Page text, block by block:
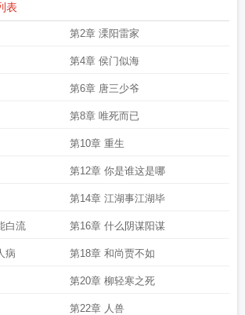
表
第2章 溧阳雷家
第4章 侯门似海
第6章 唐三少爷
第8章 唯死而已
第10章 重生
第12章 你是谁这是哪
第14章 江湖事江湖毕
白流 第16章 什么阴谋阳谋
病 第18章 和尚贾不如
第20章 柳轻寒之死
第22章 人兽